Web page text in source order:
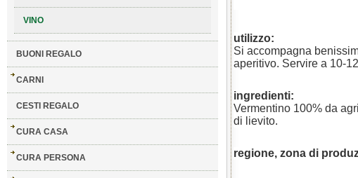
VINO
BUONI REGALO
CARNI
CESTI REGALO
CURA CASA
CURA PERSONA
utilizzo:
Si accompagna
aperitivo. Servire a 10-
ingredienti:
Vermentino 100% da
di lievito.
regione, zona di